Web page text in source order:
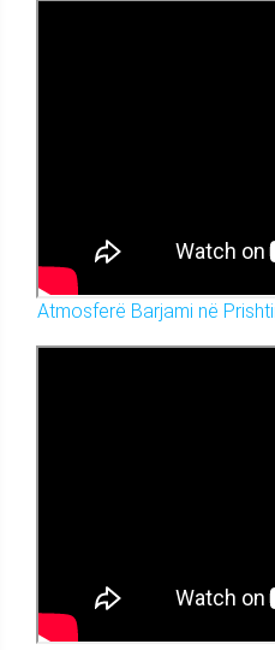
Atmosferë Barjami në